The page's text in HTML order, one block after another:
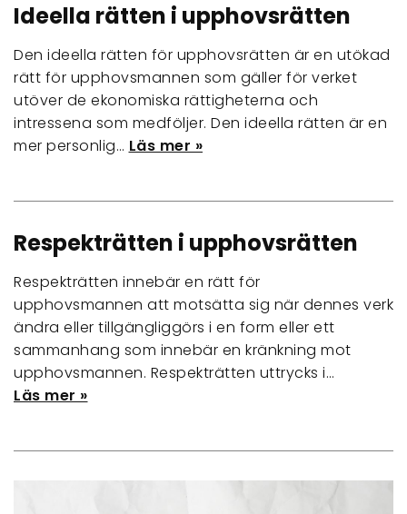
Ideella rätten i upphovsrätten
Den ideella rätten för upphovsrätten är en utökad
rätt för upphovsmannen som gäller för verket
utöver de ekonomiska rättigheterna och
intressena som medföljer. Den ideella rätten är en
mer personlig… Läs mer »
Respekträtten i upphovsrätten
Respekträtten innebär en rätt för
upphovsmannen att motsätta sig när dennes verk
ändra eller tillgängliggörs i en form eller ett
sammanhang som innebär en kränkning mot
upphovsmannen. Respekträtten uttrycks i…
Läs mer »